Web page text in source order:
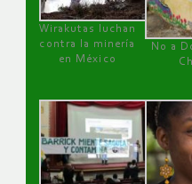
Wirakutas luchan
contra la minería
en México
No a